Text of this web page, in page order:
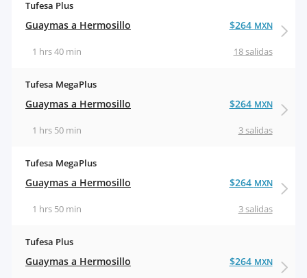
Tufesa Plus
Guaymas a Hermosillo
18 salidas
1 hrs 40 min
$264 MXN
Tufesa MegaPlus
Guaymas a Hermosillo
3 salidas
1 hrs 50 min
$264 MXN
Tufesa MegaPlus
Guaymas a Hermosillo
3 salidas
1 hrs 50 min
$264 MXN
Tufesa Plus
Guaymas a Hermosillo $264 MXN